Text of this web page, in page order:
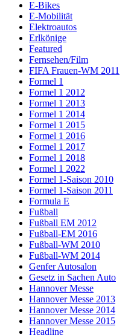
E-Bikes
E-Mobilität
Elektroautos
Erlkönige
Featured
Fernsehen/Film
FIFA Frauen-WM 2011
Formel 1
Formel 1 2012
Formel 1 2013
Formel 1 2014
Formel 1 2015
Formel 1 2016
Formel 1 2017
Formel 1 2018
Formel 1 2022
Formel 1-Saison 2010
Formel 1-Saison 2011
Formula E
Fußball
Fußball EM 2012
Fußball-EM 2016
Fußball-WM 2010
Fußball-WM 2014
Genfer Autosalon
Gesetz in Sachen Auto
Hannover Messe
Hannover Messe 2013
Hannover Messe 2014
Hannover Messe 2015
Headline